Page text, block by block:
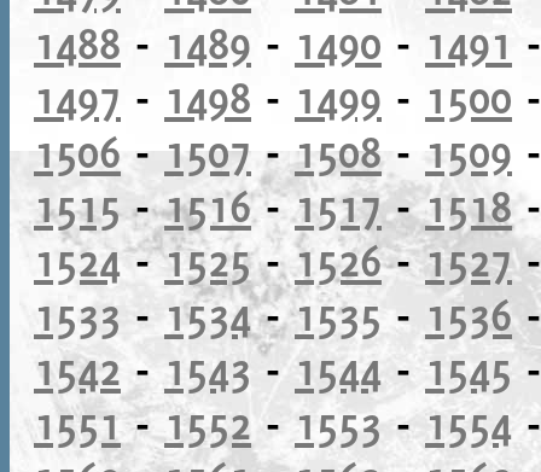
1488 - 1489 - 1490 - 1491
1497 - 1498 - 1499 - 1500
1506 - 1507 -1508- 1509
1515-1516-1517-1518
1524-1525-1526-1527
1533 - 1534-1535 - 1536
1542 - 1543- 1544-1545
1551-1552 - 1553-1554